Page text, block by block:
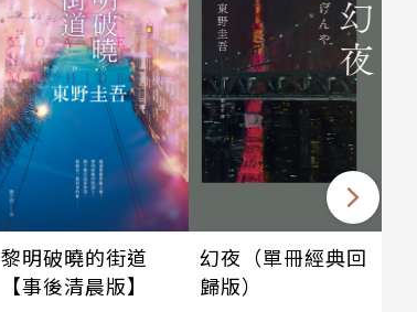
黎明破曉的街道
【事後清晨版】
幻夜（單冊經典回
歸版）